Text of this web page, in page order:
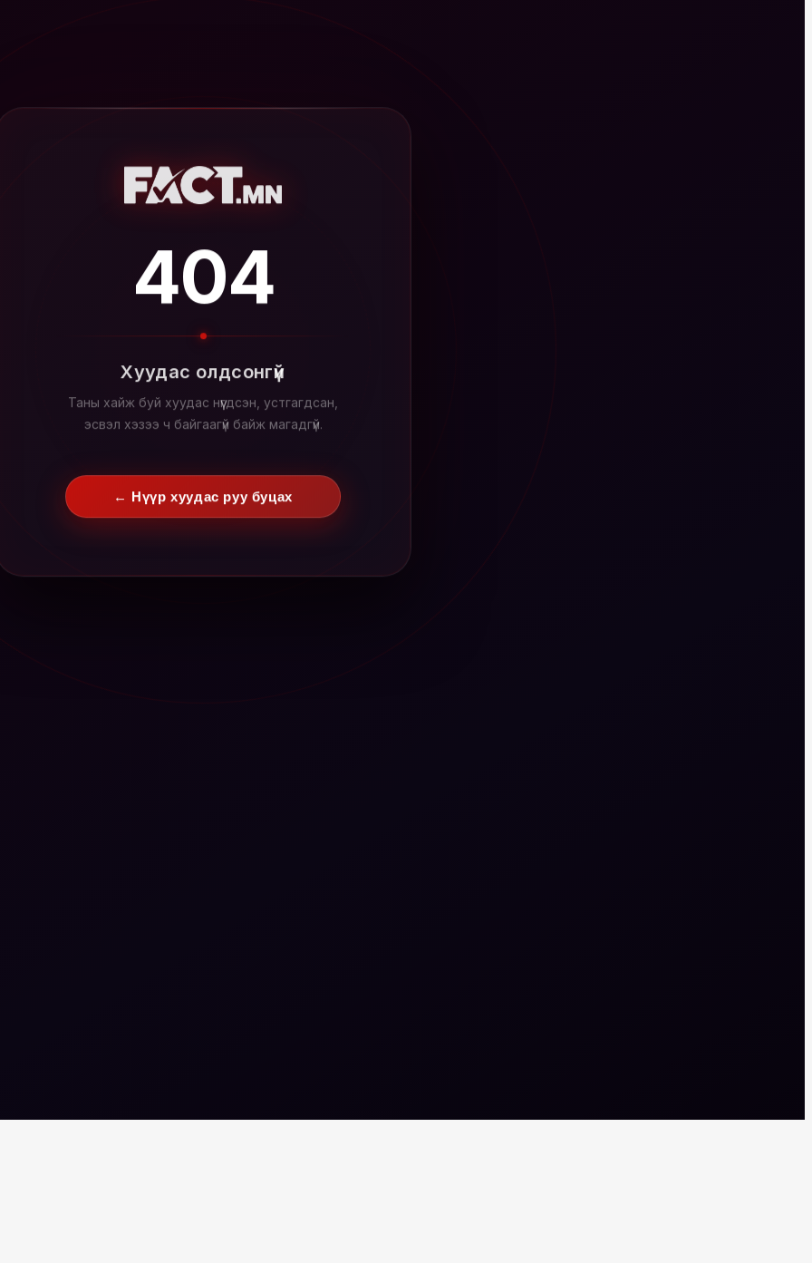
404
Хуудас олдсонгүй
Таны хайж буй хуудас нүүгдсэн, устгагдсан,
эсвэл хэзээ ч байгаагүй байж магадгүй.
← Нүүр хуудас руу буцах